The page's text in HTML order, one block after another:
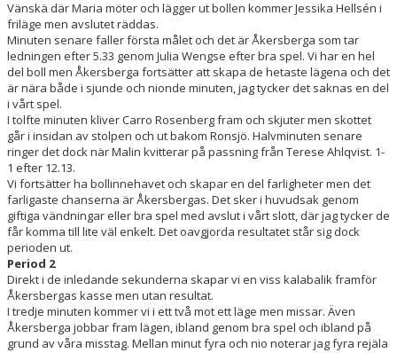
Vänskä där Maria möter och lägger ut bollen kommer Jessika Hellsén i
friläge men avslutet räddas.
Minuten senare faller första målet och det är Åkersberga som tar
ledningen efter 5.33 genom Julia Wengse efter bra spel. Vi har en hel
del boll men Åkersberga fortsätter att skapa de hetaste lägena och det
är nära både i sjunde och nionde minuten, jag tycker det saknas en del
i vårt spel.
I tolfte minuten kliver Carro Rosenberg fram och skjuter men skottet
går i insidan av stolpen och ut bakom Ronsjö. Halvminuten senare
ringer det dock när Malin kvitterar på passning från Terese Ahlqvist. 1-
1 efter 12.13.
Vi fortsätter ha bollinnehavet och skapar en del farligheter men det
farligaste chanserna är Åkersbergas. Det sker i huvudsak genom
giftiga vändningar eller bra spel med avslut i vårt slott, där jag tycker de
får komma till lite väl enkelt. Det oavgjorda resultatet står sig dock
perioden ut.
Period 2
Direkt i de inledande sekunderna skapar vi en viss kalabalik framför
Åkersbergas kasse men utan resultat.
I tredje minuten kommer vi i ett två mot ett läge men missar. Även
Åkersberga jobbar fram lägen, ibland genom bra spel och ibland på
grund av våra misstag. Mellan minut fyra och nio noterar jag fyra rejäla